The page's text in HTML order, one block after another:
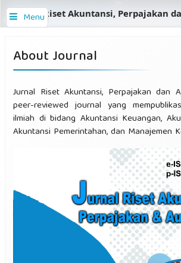
Menu
Jurnal Riset Akuntansi, Perpajakan
About Journal
Jurnal Riset Akuntansi, Perpajakan dan
peer-reviewed journal yang
ilmiah di bidang Akuntansi Keuangan,
Akuntansi Pemerintahan, dan Manajemen